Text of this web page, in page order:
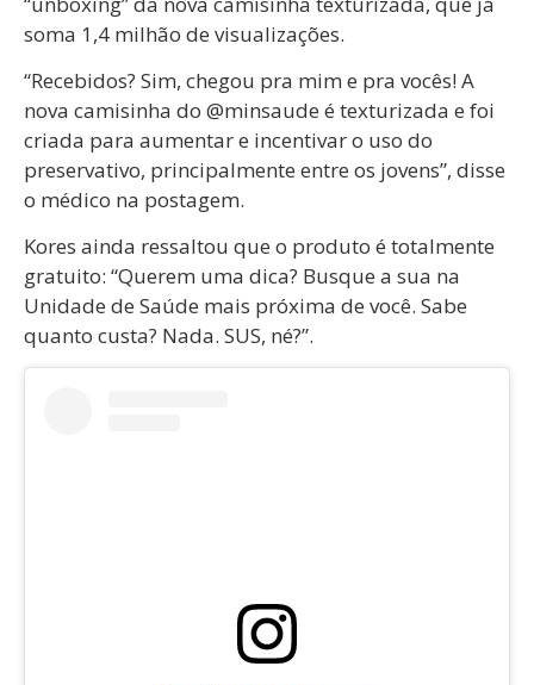
soma 1,4 milhão de visualizações.
“Recebidos? Sim, chegou pra mim e pra vocês! A
nova camisinha do @minsaude é texturizada e foi
criada para aumentar e incentivar o uso do
preservativo, principalmente entre os jovens”, disse
o médico na postagem.
Kores ainda ressaltou que o produto é totalmente
gratuito: “Querem uma dica? Busque a sua na
Unidade de Saúde mais próxima de você. Sabe
quanto custa? Nada. SUS, né?”.